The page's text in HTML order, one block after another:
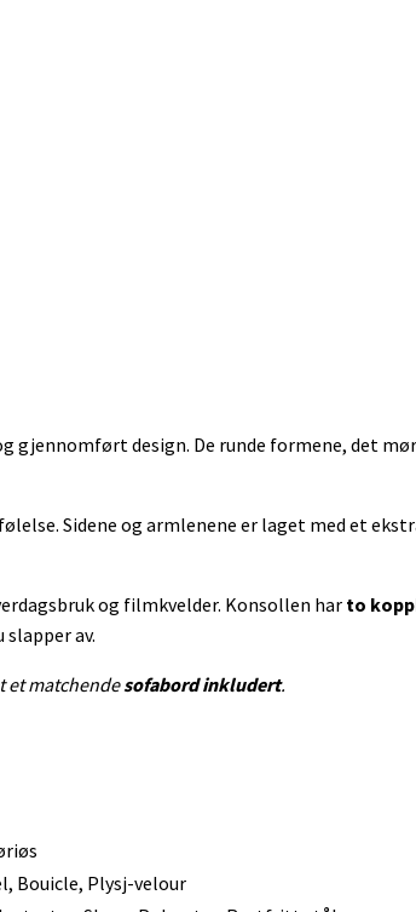
design. De runde formene, det
Sidene og armlenene er laget med et
og filmkvelder. Konsollen har to
av.
et matchendesofabord inkludert.
Bouicle, Plysj-velour